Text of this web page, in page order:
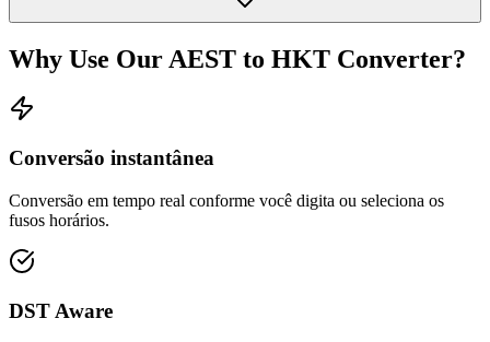
Why Use Our AEST to HKT Converter?
Conversão instantânea
Conversão em tempo real conforme você digita ou seleciona os
fusos horários.
DST Aware